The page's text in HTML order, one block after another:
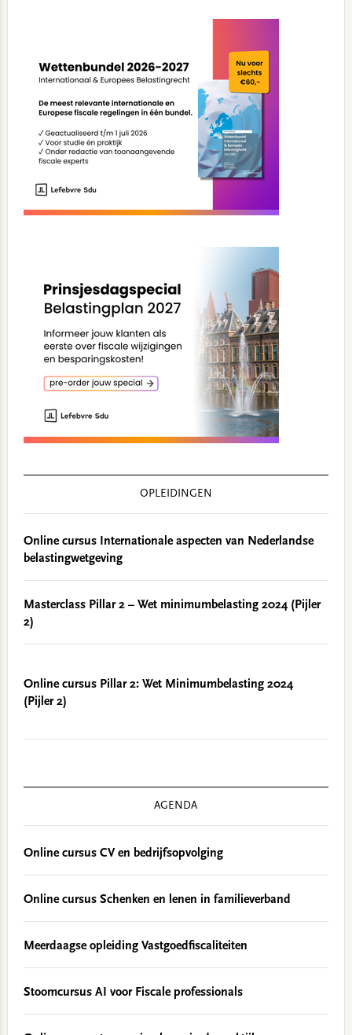
OPLEIDINGEN
Online cursus Internationale aspecten van Nederlandse
belastingwetgeving
Masterclass Pillar 2 – Wet minimumbelasting 2024 (Pijler
2)
Online cursus Pillar 2: Wet Minimumbelasting 2024
(Pijler 2)
AGENDA
Online cursus CV en bedrijfsopvolging
Online cursus Schenken en lenen in familieverband
Meerdaagse opleiding Vastgoedfiscaliteiten
Stoomcursus AI voor Fiscale professionals